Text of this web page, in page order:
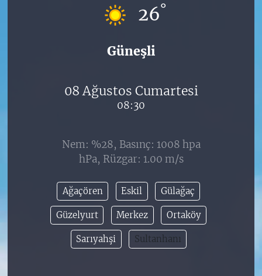
26°
Güneşli
08 Ağustos Cumartesi
08:30
Nem: %28, Basınç: 1008 hpa
hPa, Rüzgar: 1.00 m/s
Ağaçören Eskil Gülağaç
Güzelyurt Merkez Ortaköy
Sarıyahşi Sultanhanı